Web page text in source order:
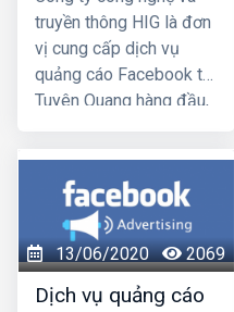
truyền thông HIG là đơn
vị cung cấp dịch vụ
quảng cáo Facebook tại
Tuyên Quang hàng đầu,
cho hàng trăm khách
hàng lớn nhỏ ở Hà
Nội và các tỉnh Miền
Bắc, chúng tôi chắc
chắn sẽ giúp quý khách
13/06/2020 2069
Dịch vụ quảng cáo